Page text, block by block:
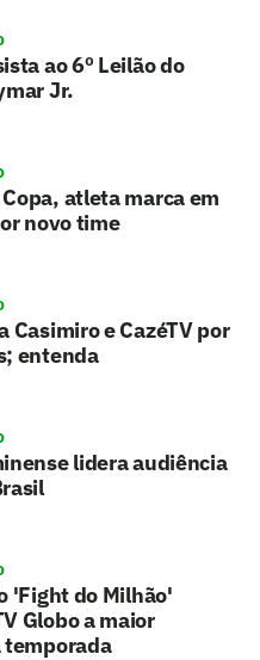
ao 6º Leilão do
Jr.
atleta marca em
novo time
Casimiro e CazéTV por
entenda
lidera audiência
'Fight do Milhão'
Globo a maior
temporada